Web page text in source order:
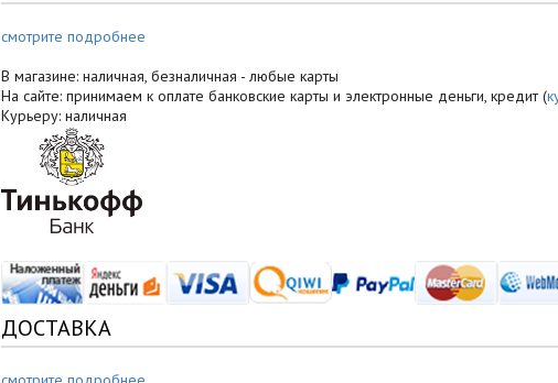
смотрите подробнее
В магазине: наличная, безналичная - любые карты
На сайте: принимаем к оплате банковские карты и электронные деньги, кредит (
Курьеру: наличная
ДОСТАВКА